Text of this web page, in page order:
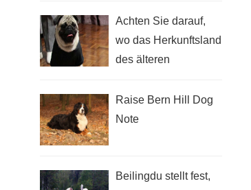
mit, was auch bei
Durchfall der Fall ist
Achten Sie darauf,
wo das Herkunftsland
des älteren
Raise Bern Hill Dog
Note
Beilingdu stellt fest,